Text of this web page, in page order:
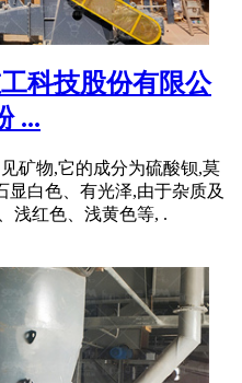
科技股份有限公
...
矿物,它的成分为硫酸钡,莫
显白色、有光泽,由于杂质及
浅红色、浅黄色等, .